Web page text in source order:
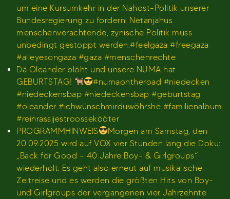
um eine Kursumkehr in der Nahost-Politik unserer
Bundesregierung zu fordern. Netanjahus
menschenverachtende, zynische Politik muss
unbedingt gestoppt werden.#feelgaza #freegaza
#alleyesongaza #gaza #menschenrechte
Dä Oleander blöht und unsere NUMA hat
GEBURTSTAG!
#numaontheroad #niedecken
#niedeckensbap #niedeckensbap #geburtstag
#oleander #ichwünschmirduwöhrshe #familienalbum
#reinrassijestroossekööter
PROGRAMMHINWEIS
Morgen am Samstag, den
20.09.2025 wird auf VOX vier Stunden lang die Doku:
„Back for Good – 40 Jahre Boy- & Girlgroups“
wiederholt. Es geht also erneut auf musikalische
Zeitreise und es werden die größten Hits von Boy-
und Girlgroups der vergangenen vier Jahrzehnte